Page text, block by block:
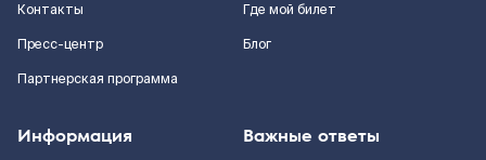
Контакты
Пресс-центр
Партнерская программа
Где мой билет
Блог
Информация Важные ответы